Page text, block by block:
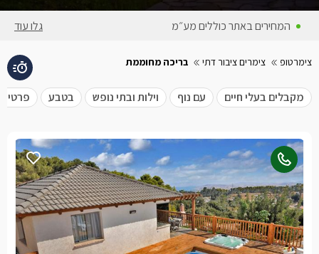
המחירים באתר כוללים מע״מ גלו עוד
צימרטופ צימרים ציבור דתי בריכה מחוממת
מקבלים בעלי חיים עם נוף וילות ובתי נופש בטבע